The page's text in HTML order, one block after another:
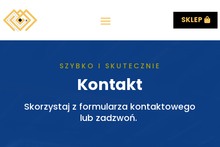
SKLEP
SZYBKO I SKUTECZNIE
Kontakt
Skorzystaj z formularza kontaktowego
lub zadzwoń.